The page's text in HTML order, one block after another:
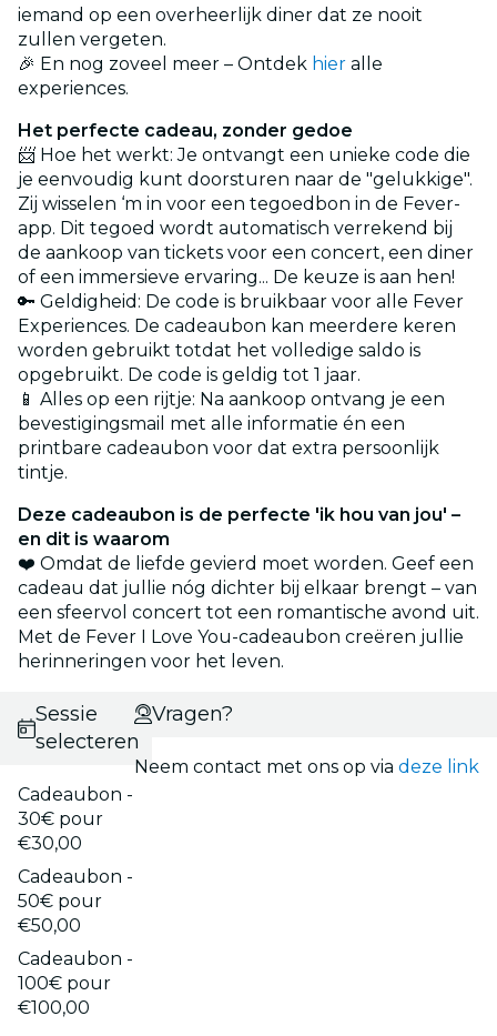
iemand op een overheerlijk diner dat ze nooit
zullen vergeten.
🎉 En nog zoveel meer – Ontdek hier alle
experiences.
Het perfecte cadeau, zonder gedoe
📨 Hoe het werkt: Je ontvangt een unieke code die
je eenvoudig kunt doorsturen naar de "gelukkige".
Zij wisselen ‘m in voor een tegoedbon in de Fever-
app. Dit tegoed wordt automatisch verrekend bij
de aankoop van tickets voor een concert, een diner
of een immersieve ervaring... De keuze is aan hen!
🔑 Geldigheid: De code is bruikbaar voor alle Fever
Experiences. De cadeaubon kan meerdere keren
worden gebruikt totdat het volledige saldo is
opgebruikt. De code is geldig tot 1 jaar.
📱 Alles op een rijtje: Na aankoop ontvang je een
bevestigingsmail met alle informatie én een
printbare cadeaubon voor dat extra persoonlijk
tintje.
Deze cadeaubon is de perfecte 'ik hou van jou' –
en dit is waarom
❤️ Omdat de liefde gevierd moet worden. Geef een
cadeau dat jullie nóg dichter bij elkaar brengt – van
een sfeervol concert tot een romantische avond uit.
Met de Fever I Love You-cadeaubon creëren jullie
herinneringen voor het leven.
Sessie
selecteren
Cadeaubon -
30€ pour
€30,00
Cadeaubon -
50€ pour
€50,00
Cadeaubon -
100€ pour
€100,00
Vragen?
Neem contact met ons op via deze link